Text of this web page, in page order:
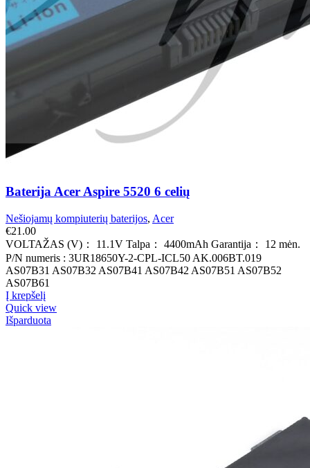
Baterija Acer Aspire 5520 6 celių
Nešiojamų kompiuterių baterijos, Acer
€21.00
VOLTAŽAS (V)： 11.1V Talpa： 4400mAh Garantija： 12 mėn.
P/N numeris : 3UR18650Y-2-CPL-ICL50 AK.006BT.019
AS07B31 AS07B32 AS07B41 AS07B42 AS07B51 AS07B52
AS07B61
Į krepšelį
Quick view
Išparduota